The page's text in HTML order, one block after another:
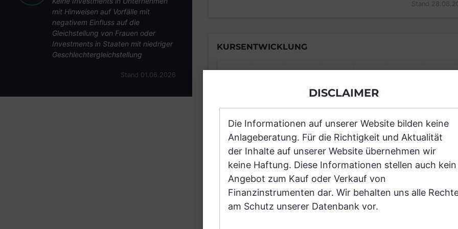
mit Hinweisen auf Vorfälle mit
negativem Einfluss auf die
Gleichstellung von Frauen oder
Investments in Staaten mit niedriger
Geschlechtergleichstellung
Stand 01.06.2026
Stand
KURSENTWICKLUNG
Einfach und kostenlos registrieren,
JETZT
BRANCHEN
DISCLAIMER
Die Informationen auf unserer Website bilden keine
Anlageberatung. Für die Richtigkeit und Aktualität
der Inhalte auf unserer Website übernehmen wir
keine Haftung. Diese Informationen stellen auch kein
Angebot zum Kauf oder Verkauf von
Finanzinstrumenten dar. Wir behalten uns alle
am Schutz unserer Datenbank vor.